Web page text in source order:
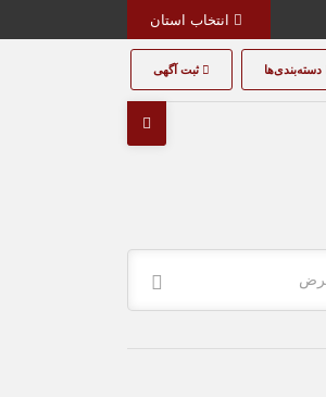
دسته‌بندی‌ها ثبت آگهی